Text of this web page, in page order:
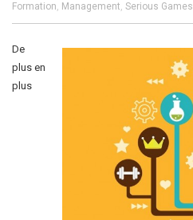
Formation, Management, Serious Games
De
plus en
plus